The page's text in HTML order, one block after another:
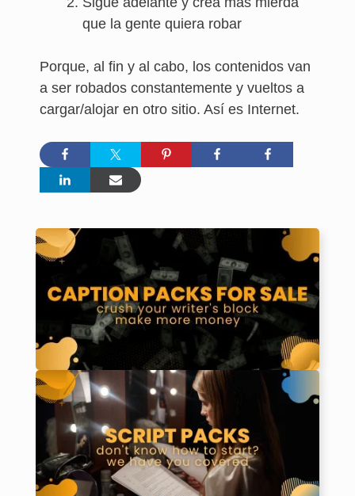
que la gente quiera robar
Porque, al fin y al cabo, los contenidos van
a ser robados constantemente y vueltos a
cargar/alojar en otro sitio. Así es Internet.